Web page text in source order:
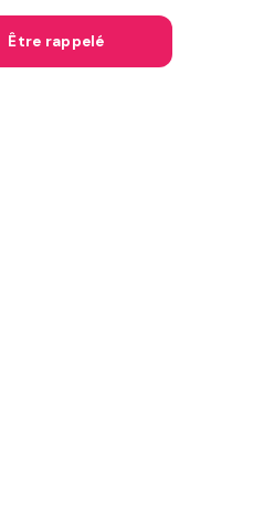
Être rappelé